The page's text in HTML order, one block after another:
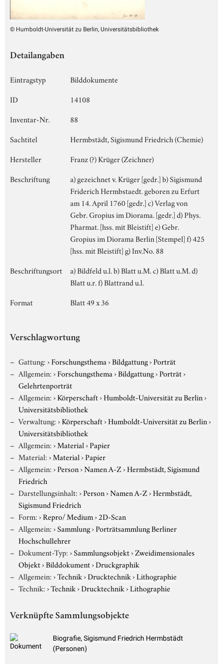
© Humboldt-Universität zu Berlin, Universitätsbibliothek
Detailangaben
Eintragstyp
Bilddokumente
ID
14108
Inventar-Nr.
88
Sachtitel
Hermbstädt, Sigismund Friedrich (Chemie)
Hersteller
Franz (?) Krüger (Zeichner)
Beschriftung
a) gezeichnet v. Krüger [gedr.] b) Sigismund
Friderich Hermbstaedt. geboren zu Erfurt
am 14. April 1760 [gedr.] c) Verlag von
Gebr. Gropius im Diorama. [gedr.] d) Phys.
Pharmat. [hss. mit Bleistift] e) Gebr.
Gropius im Diorama Berlin [Stempel] f) 425
[hss. mit Bleistift] g) Inv.No. 88
Beschriftungsort
a) Bildfeld u.l. b) Blatt u.M. c) Blatt u.M. d)
Blatt u.r. f) Blattrand u.l.
Format
Blatt 49 x 36
Verschlagwortung
Gattung:›Forschungsthema›Bildgattung›Porträt
Allgemein:›Forschungsthema›Bildgattung›Porträt›
Gelehrtenporträt
Allgemein:›Körperschaft›Humboldt-Universität zu Berlin›
Universitätsbibliothek
Verwaltung:›Körperschaft›Humboldt-Universität zu Berlin›
Universitätsbibliothek
Allgemein:›Material›Papier
Material:›Material›Papier
Allgemein:›Person›Namen A-Z›Hermbstädt, Sigismund
Friedrich
Darstellungsinhalt:›Person›Namen A-Z›Hermbstädt,
Sigismund Friedrich
Form:›Repro/ Medium›2D-Scan
Allgemein:›Sammlung›Porträtsammlung Berliner
Hochschullehrer
Dokument-Typ:›Sammlungsobjekt›Zweidimensionales
Objekt›Bilddokument›Druckgraphik
Allgemein:›Technik›Drucktechnik›Lithographie
Technik:›Technik›Drucktechnik›Lithographie
Verknüpfte Sammlungsobjekte
Biografie, Sigismund Friedrich Hermbstädt
(Personen)